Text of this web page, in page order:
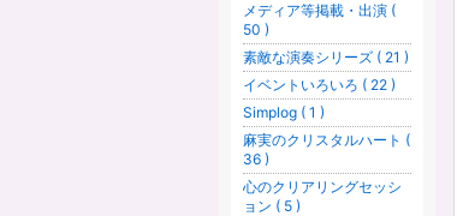
メディア等掲載・出演 (
50 )
素敵な演奏シリーズ ( 21 )
イベントいろいろ ( 22 )
Simplog ( 1 )
麻実のクリスタルハート (
36 )
心のクリアリングセッシ
ョン ( 5 )